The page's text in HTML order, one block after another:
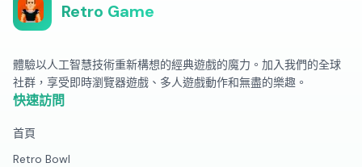
Retro Game
體驗以人工智慧技術重新構想的經典遊戲的魔力。加入我們的全球
社群，享受即時瀏覽器遊戲、多人遊戲動作和無盡的樂趣。
快速訪問
首頁
Retro Bowl